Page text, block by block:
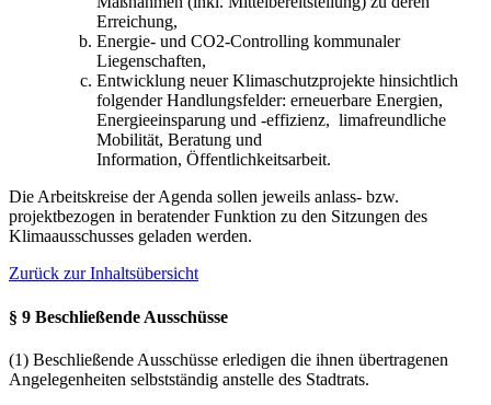
Erreichung,
Energie- und CO2-Controlling kommunaler
Liegenschaften,
Entwicklung neuer Klimaschutzprojekte hinsichtlich
folgender Handlungsfelder: erneuerbare Energien,
Energieeinsparung und -effizienz, limafreundliche
Mobilität, Beratung und
Information, Öffentlichkeitsarbeit.
Die Arbeitskreise der Agenda sollen jeweils anlass- bzw.
projektbezogen in beratender Funktion zu den Sitzungen des
Klimaausschusses geladen werden.
Zurück zur Inhaltsübersicht
§ 9 Beschließende Ausschüsse
(1) Beschließende Ausschüsse erledigen die ihnen übertragenen
Angelegenheiten selbstständig anstelle des Stadtrats.